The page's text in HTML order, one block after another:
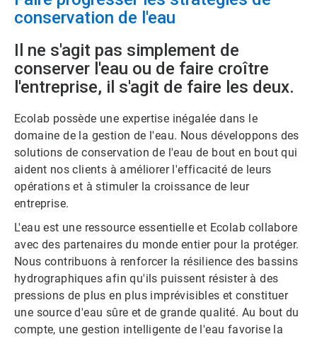
conservation de l'eau
Il ne s'agit pas simplement de
conserver l'eau ou de faire croître
l'entreprise, il s'agit de faire les deux.
Ecolab possède une expertise inégalée dans le
domaine de la gestion de l'eau. Nous développons des
solutions de conservation de l'eau de bout en bout qui
aident nos clients à améliorer l'efficacité de leurs
opérations et à stimuler la croissance de leur
entreprise.
L'eau est une ressource essentielle et Ecolab collabore
avec des partenaires du monde entier pour la protéger.
Nous contribuons à renforcer la résilience des bassins
hydrographiques afin qu'ils puissent résister à des
pressions de plus en plus imprévisibles et constituer
une source d'eau sûre et de grande qualité. Au bout du
compte, une gestion intelligente de l'eau favorise la